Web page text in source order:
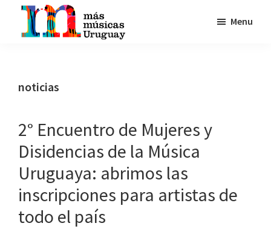
primary
footer
MUJERES
DE
LA
MÚSICA
QUE
TIENE
PRIORIDAD
Menu
noticias
2° Encuentro de Mujeres y
Disidencias de la Música
Uruguaya: abrimos las
inscripciones para artistas de
todo el país